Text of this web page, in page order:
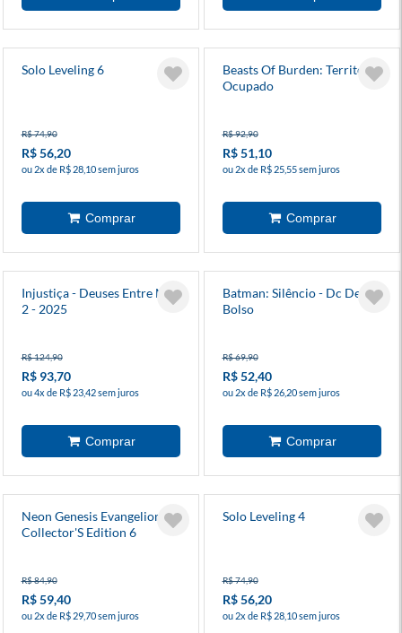
Solo Leveling 6
R$ 74,90
R$ 56,20
ou 2x de R$ 28,10 sem juros
Beasts Of Burden: Território
Ocupado
R$ 92,90
R$ 51,10
ou 2x de R$ 25,55 sem juros
Injustiça - Deuses Entre Nós
2 - 2025
R$ 124,90
R$ 93,70
ou 4x de R$ 23,42 sem juros
Batman: Silêncio - Dc De
Bolso
R$ 69,90
R$ 52,40
ou 2x de R$ 26,20 sem juros
Neon Genesis Evangelion
Collector'S Edition 6
R$ 84,90
R$ 59,40
ou 2x de R$ 29,70 sem juros
Solo Leveling 4
R$ 74,90
R$ 56,20
ou 2x de R$ 28,10 sem juros